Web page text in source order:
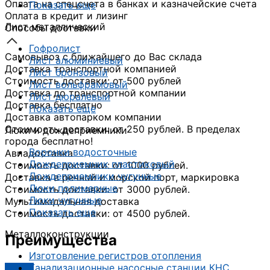
Показать еще
Лист металлический
Гофролист
Лист алюминиевый
Лист бронзовый
Лист вольфрамовый
Лист дюралевый
Показать еще
Люки и дождеприемники
Воронки водосточные
Дождеприемник пластиковый
Дождеприемники чугунные
Люки полимерные
Люки чугунные
Показать еще
Металлоконструкции
Изготовление регистров отопления
Канализационные насосные станции КНС
Оплата на спецсчета в банках и казначейские счета
Оплата в кредит и лизинг
Способы доставки
Самовывоз с ближайшего до Вас склада
Доставка транспортной компанией
Стоимость доставки: от 500 рублей
Доставка до транспортной компании
Доставка бесплатно
Доставка автопарком компании
Стоимость доставки: от 250 рублей. В пределах
города бесплатно!
Авиадоставка
Стоимость доставки: от 1000 рублей.
Доставка в речной и морской порт, маркировка
Стоимость доставки: от 3000 рублей.
Мультимодальная доставка
Стоимость доставки: от 4500 рублей.
Преимущества